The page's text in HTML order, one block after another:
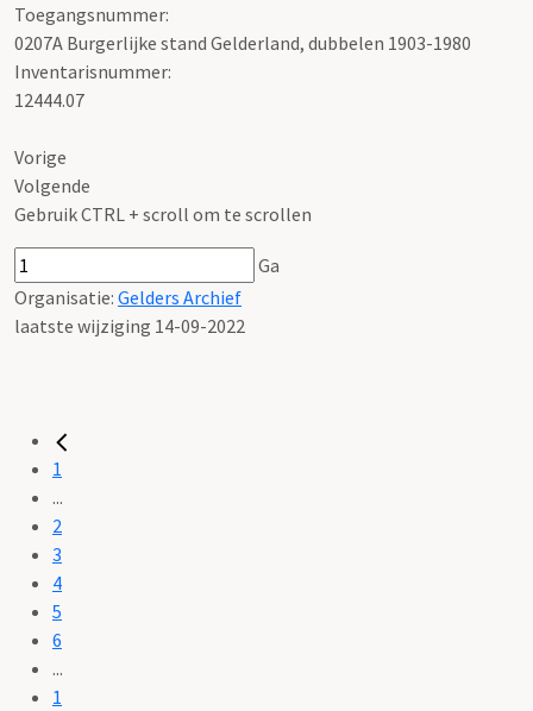
Toegangsnummer:
0207A Burgerlijke stand Gelderland, dubbelen 1903-1980
Inventarisnummer:
12444.07
Vorige
Volgende
Gebruik CTRL + scroll om te scrollen
Ga
Organisatie: Gelders Archief
laatste wijziging 14-09-2022
1
...
2
3
4
5
6
...
1